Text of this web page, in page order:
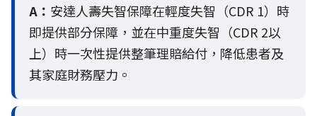
A： 安達人壽失智保障在輕度失智（CDR 1）時
即提供部分保障，並在中重度失智（CDR 2以
上）時一次性提供整筆理賠給付，降低患者及
其家庭財務壓力。